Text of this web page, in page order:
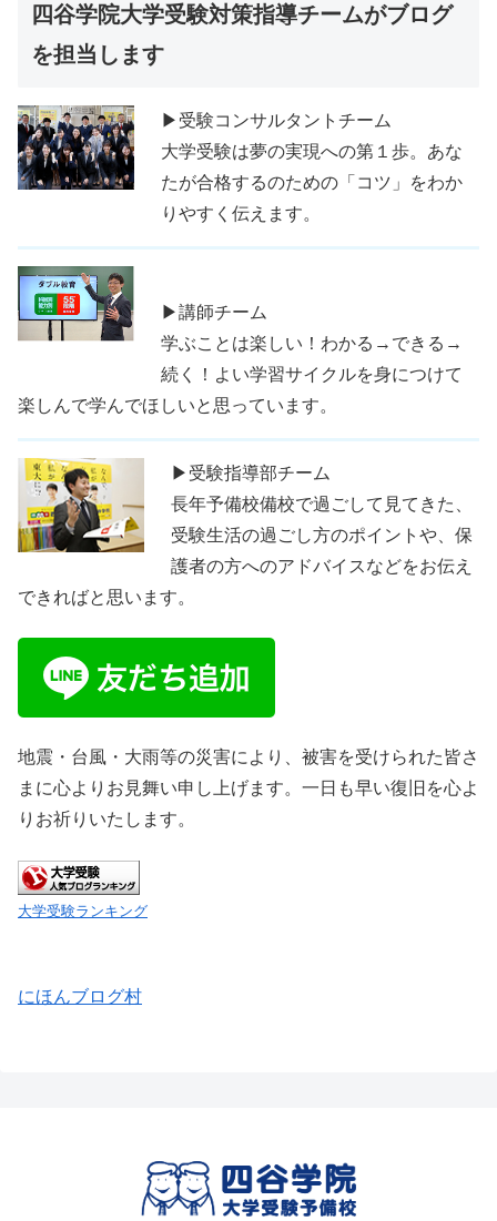
四谷学院大学受験対策指導チームがブログ
を担当します
▶受験コンサルタントチーム
大学受験は夢の実現への第１歩。あな
たが合格するのための「コツ」をわか
りやすく伝えます。
▶講師チーム
学ぶことは楽しい！わかる→できる→
続く！よい学習サイクルを身につけて
楽しんで学んでほしいと思っています。
▶受験指導部チーム
長年予備校備校で過ごして見てきた、
受験生活の過ごし方のポイントや、保
護者の方へのアドバイスなどをお伝え
できればと思います。
地震・台風・大雨等の災害により、被害を受けられた皆さ
まに心よりお見舞い申し上げます。一日も早い復旧を心よ
りお祈りいたします。
大学受験ランキング
にほんブログ村